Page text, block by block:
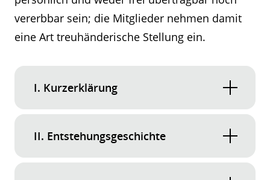
vererbbar sein; die Mitglieder nehmen damit
eine Art treuhänderische Stellung ein.
I. Kurzerklärung
Bei der Gesellschaft mit gebundenem
Vermögen (nachfolgend „GmgV“) handelt es
sich um eine mögliche neue Gesellschaftsform,
die auf einen akademischen Erstentwurf aus
II. Entstehungsgeschichte
In 2020 veröffentlichte eine Gruppe von